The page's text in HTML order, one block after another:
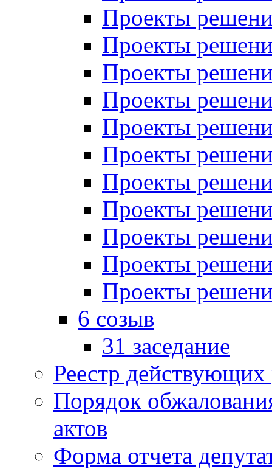
Проекты
Проекты
Проекты
Проекты
Проекты
Проекты
Проекты
Проекты
Проекты
Проекты
Проекты
6 созыв
31 заседание
Реестр
Порядок
актов
Форма отчета